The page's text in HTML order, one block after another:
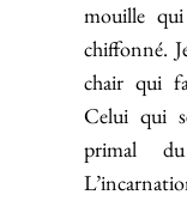
mouille
chiffonné.
chair qui
Celui qui
primal